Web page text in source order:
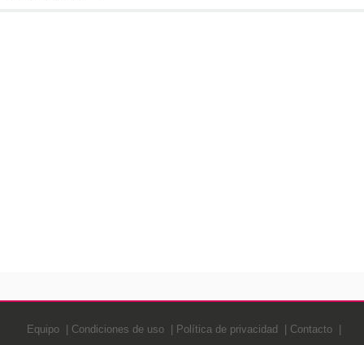
Equipo Condiciones de uso Política de privacidad Contacto